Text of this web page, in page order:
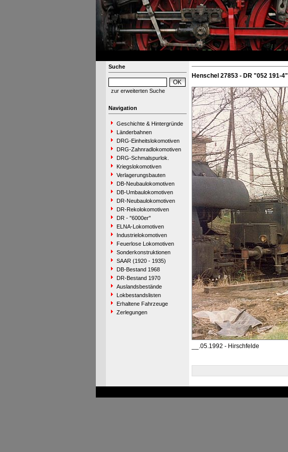
Suche
zur erweiterten Suche
Navigation
Geschichte & Hintergründe
Länderbahnen
DRG-Einheitslokomotiven
DRG-Zahnradlokomotiven
DRG-Schmalspurlok.
Kriegslokomotiven
Verlagerungsbauten
DB-Neubaulokomotiven
DB-Umbaulokomotiven
DR-Neubaulokomotiven
DR-Rekolokomotiven
DR - "6000er"
ELNA-Lokomotiven
Industrielokomotiven
Feuerlose Lokomotiven
Sonderkonstruktionen
SAAR (1920 - 1935)
DB-Bestand 1968
DR-Bestand 1970
Auslandsbestände
Lokbestandslisten
Erhaltene Fahrzeuge
Zerlegungen
Henschel 27853 - DR "052 191-4"
__.05.1992 - Hirschfelde